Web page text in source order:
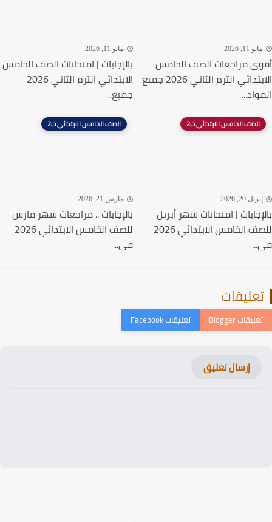
11, 2026
مراجعات الصف الخامس
الابتدائي الترم الثاني 2026 جميع
مايو 11, 2026
بالإجابات | امتحانات الصف الخامس
الابتدائي الترم الثاني 2026
جميع...
الصف الخامس الابتدائي ت2
20, 2026
| امتحانات شهر أبريل
للصف الخامس الابتدائي 2026
الصف الخامس الابتدائي ت2
مارس 21, 2026
بالإجابات .. مراجعات شهر مارس
للصف الخامس الابتدائي 2026
في...
إرسال تعليق